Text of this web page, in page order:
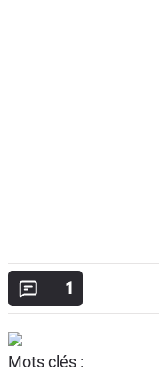
1
Mots clés :